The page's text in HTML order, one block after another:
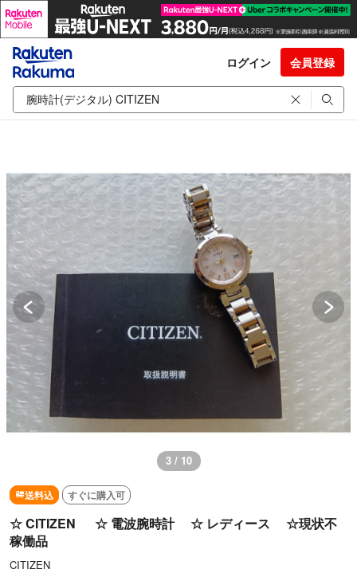
ログイン 会員登録
3 / 10
送料込 すぐに購入可
☆ CITIZEN ☆ 電波腕時計 ☆ レディース ☆現状不
稼働品
CITIZEN